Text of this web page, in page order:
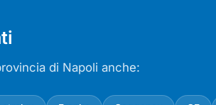
di Napoli anche: